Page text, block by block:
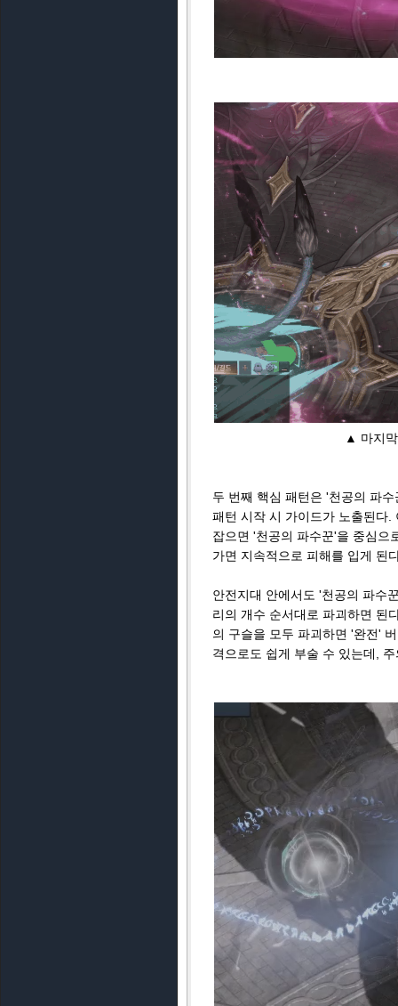
▲ 마지
두 번째 핵심 패턴은 '천공의 파
패턴 시작 시 가이드가 노출된다
잡으면 '천공의 파수꾼'을 중심으
가면 지속적으로 피해를 입게 된
안전지대 안에서도 '천공의 파수
리의 개수 순서대로 파괴하면 된
의 구슬을 모두 파괴하면 '완전'
격으로도 쉽게 부술 수 있는데,